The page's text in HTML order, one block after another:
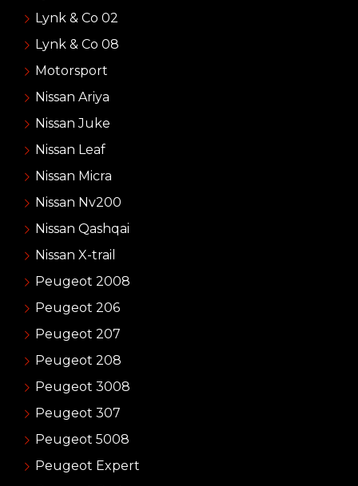
Lynk & Co 02
Lynk & Co 08
Motorsport
Nissan Ariya
Nissan Juke
Nissan Leaf
Nissan Micra
Nissan Nv200
Nissan Qashqai
Nissan X-trail
Peugeot 2008
Peugeot 206
Peugeot 207
Peugeot 208
Peugeot 3008
Peugeot 307
Peugeot 5008
Peugeot Expert